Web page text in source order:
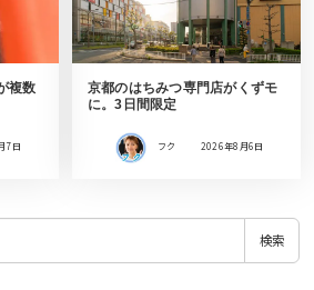
複数
7日
京都のはちみつ専門店がくずモ
に。3日間限定
フク 2026年8月6日
検索